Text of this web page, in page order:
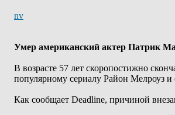
nv
Умер американский актер Патрик
В возрасте 57 лет скоропостижно
популярному сериалу Район Мелроуз
Как сообщает Deadline, причиной